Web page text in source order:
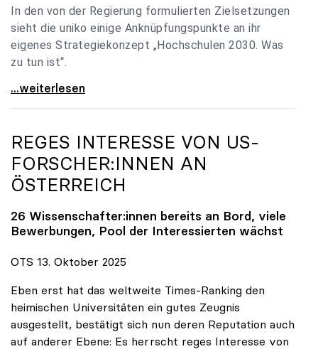
In den von der Regierung formulierten Zielsetzungen
sieht die uniko einige Anknüpfungspunkte an ihr
eigenes Strategiekonzept „Hochschulen 2030. Was
zu tun ist“.
Universitäten: Hochschulstrategie 2040 muss eine
...weiterlesen
REGES INTERESSE VON US-
FORSCHER:INNEN AN
ÖSTERREICH
26 Wissenschafter:innen bereits an Bord, viele
Bewerbungen, Pool der Interessierten wächst
OTS 13. Oktober 2025
Eben erst hat das weltweite Times-Ranking den
heimischen Universitäten ein gutes Zeugnis
ausgestellt, bestätigt sich nun deren Reputation auch
auf anderer Ebene: Es herrscht reges Interesse von